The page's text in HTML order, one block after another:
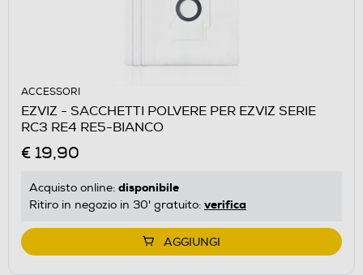
ACCESSORI
EZVIZ - SACCHETTI POLVERE PER EZVIZ SERIE
RC3 RE4 RE5-BIANCO
€ 19,90
Acquisto online: disponibile
Ritiro in negozio in 30' gratuito: verifica
AGGIUNGI